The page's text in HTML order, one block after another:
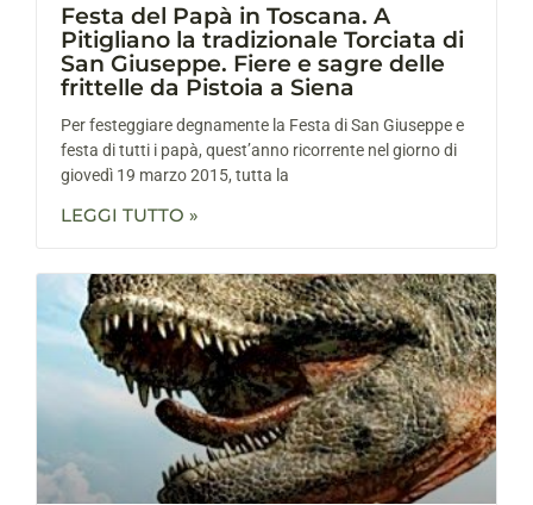
Festa del Papà in Toscana. A
Pitigliano la tradizionale Torciata di
San Giuseppe. Fiere e sagre delle
frittelle da Pistoia a Siena
Per festeggiare degnamente la Festa di San Giuseppe e
festa di tutti i papà, quest’anno ricorrente nel giorno di
giovedì 19 marzo 2015, tutta la
LEGGI TUTTO »